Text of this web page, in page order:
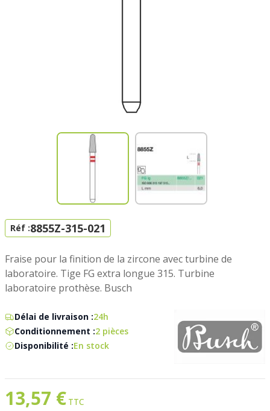
Réf :8855Z-315-021
Fraise pour la finition de la zircone avec turbine de
laboratoire. Tige FG extra longue 315. Turbine
laboratoire prothèse. Busch
Délai de livraison :24h
Conditionnement :2 pièces
Disponibilité :En stock
13,57 €